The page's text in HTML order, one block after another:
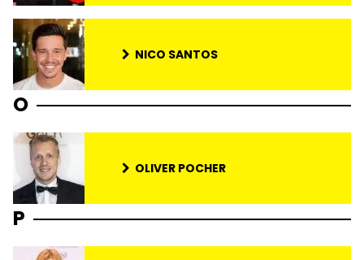
NICO SANTOS
O
OLIVER POCHER
P